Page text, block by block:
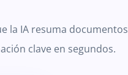
la IA resuma documentos
clave en segundos.